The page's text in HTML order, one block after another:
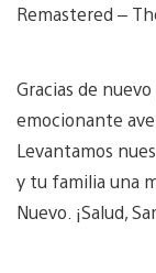
Remastered –
Gracias de
emocionante
Levantamos
y tu familia una
Nuevo. ¡Salud,